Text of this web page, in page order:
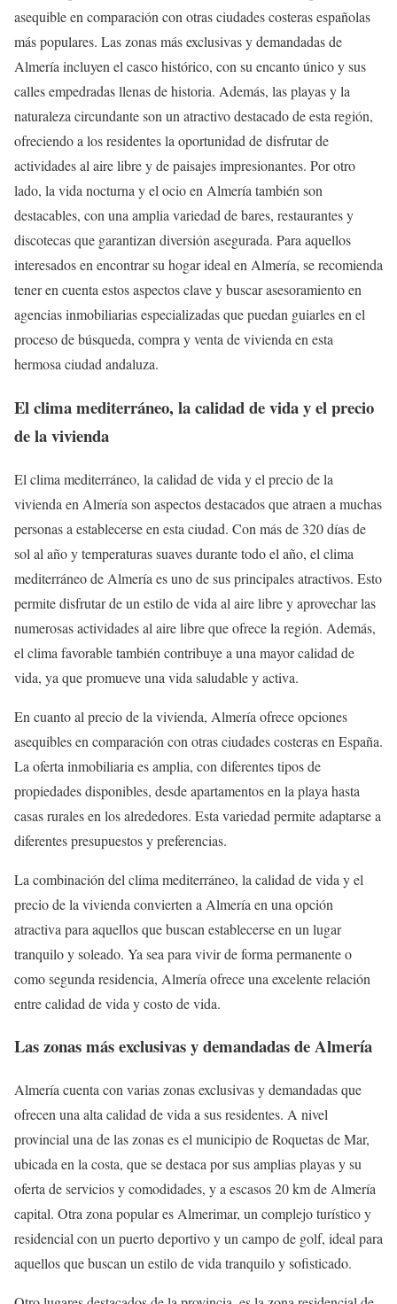
asequible en comparación con otras ciudades costeras españolas
más populares. Las zonas más exclusivas y demandadas de
Almería incluyen el casco histórico, con su encanto único y sus
calles empedradas llenas de historia. Además, las playas y la
naturaleza circundante son un atractivo destacado de esta región,
ofreciendo a los residentes la oportunidad de disfrutar de
actividades al aire libre y de paisajes impresionantes. Por otro
lado, la vida nocturna y el ocio en Almería también son
destacables, con una amplia variedad de bares, restaurantes y
discotecas que garantizan diversión asegurada. Para aquellos
interesados en encontrar su hogar ideal en Almería, se recomienda
tener en cuenta estos aspectos clave y buscar asesoramiento en
agencias inmobiliarias especializadas que puedan guiarles en el
proceso de búsqueda, compra y venta de vivienda en esta
hermosa ciudad andaluza.
El clima mediterráneo, la calidad de vida y el precio
de la vivienda
El clima mediterráneo, la calidad de vida y el precio de la
vivienda en Almería son aspectos destacados que atraen a muchas
personas a establecerse en esta ciudad. Con más de 320 días de
sol al año y temperaturas suaves durante todo el año, el clima
mediterráneo de Almería es uno de sus principales atractivos. Esto
permite disfrutar de un estilo de vida al aire libre y aprovechar las
numerosas actividades al aire libre que ofrece la región. Además,
el clima favorable también contribuye a una mayor calidad de
vida, ya que promueve una vida saludable y activa.
En cuanto al precio de la vivienda, Almería ofrece opciones
asequibles en comparación con otras ciudades costeras en España.
La oferta inmobiliaria es amplia, con diferentes tipos de
propiedades disponibles, desde apartamentos en la playa hasta
casas rurales en los alrededores. Esta variedad permite adaptarse a
diferentes presupuestos y preferencias.
La combinación del clima mediterráneo, la calidad de vida y el
precio de la vivienda convierten a Almería en una opción
atractiva para aquellos que buscan establecerse en un lugar
tranquilo y soleado. Ya sea para vivir de forma permanente o
como segunda residencia, Almería ofrece una excelente relación
entre calidad de vida y costo de vida.
Las zonas más exclusivas y demandadas de Almería
Almería cuenta con varias zonas exclusivas y demandadas que
ofrecen una alta calidad de vida a sus residentes. A nivel
provincial una de las zonas es el municipio de Roquetas de Mar,
ubicada en la costa, que se destaca por sus amplias playas y su
oferta de servicios y comodidades, y a escasos 20 km de Almería
capital. Otra zona popular es Almerimar, un complejo turístico y
residencial con un puerto deportivo y un campo de golf, ideal para
aquellos que buscan un estilo de vida tranquilo y sofisticado.